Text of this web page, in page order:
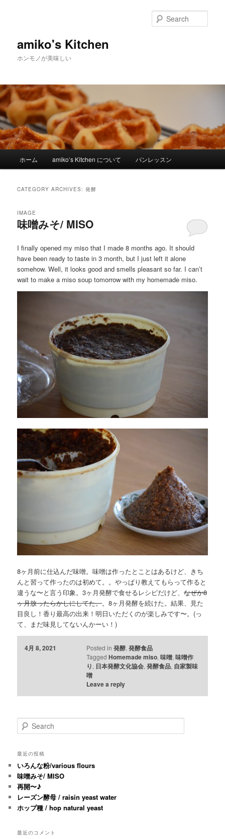
amiko's Kitchen
ホンモノが美味しい
Skip to primary content
Skip to secondary content
ホーム amiko’s Kitchen について パンレッスン
CATEGORY ARCHIVES:発酵
味噌みそ/ MISO
IMAGE
I finally opened my miso that I made 8 months ago. It should
have been ready to taste in 3 month, but I just left it alone
somehow. Well, it looks good and smells pleasant so far. I can’t
wait to make a miso soup tomorrow with my homemade miso.
8ヶ月前に仕込んだ味噌。味噌は作ったとことはあるけど、きち
んと習って作ったのは初めて。。やっぱり教えてもらって作ると
違うな〜と言う印象。3ヶ月発酵で食せるレシピだけど、なぜか8
ヶ月放ったらかしにしてた。。8ヶ月発酵を続けた。結果、見た
目良し！香り最高の出来！明日いただくのが楽しみです〜。(っ
て、まだ味見してないんかーい！)
4月 8, 2021 Posted in 発酵, 発酵食品
Tagged Homemade miso, 味噌, 味噌作
り, 日本発酵文化協会, 発酵食品, 自家製味
噌
Leave a reply
Search
最近の投稿
いろんな粉/various flours
味噌みそ/ MISO
再開〜♪
レーズン酵母 / raisin yeast water
ホップ種 / hop natural yeast
最近のコメント